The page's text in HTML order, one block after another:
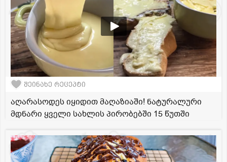
შეინახე რეცეპტი
აღარასოდეს იყიდით მაღაზიაში! ნატურალური
მდნარი ყველი სახლის პირობებში 15 წუთში